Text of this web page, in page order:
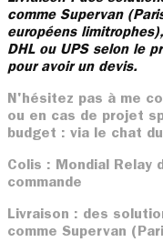
comme Supervan
européens
DHL ou UPS selon le
pour avoir un devis.
N'hésitez pas à me
ou en cas de projet
budget : via le chat
Colis : Mondial Relay
commande
Livraison : des
comme Supervan